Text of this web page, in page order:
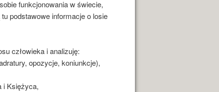
funkcjonowania w świecie,
podstawowe informacje o losie
człowieka i analizuję:
opozycje, koniunkcje),
i Księżyca,